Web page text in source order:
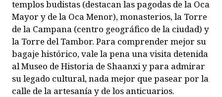
templos budistas (destacan las pagodas de la Oca
Mayor y de la Oca Menor), monasterios, la Torre
de la Campana (centro geográfico de la ciudad) y
la Torre del Tambor. Para comprender mejor su
bagaje histórico, vale la pena una visita detenida
al Museo de Historia de Shaanxi y para admirar
su legado cultural, nada mejor que pasear por la
calle de la artesanía y de los anticuarios.